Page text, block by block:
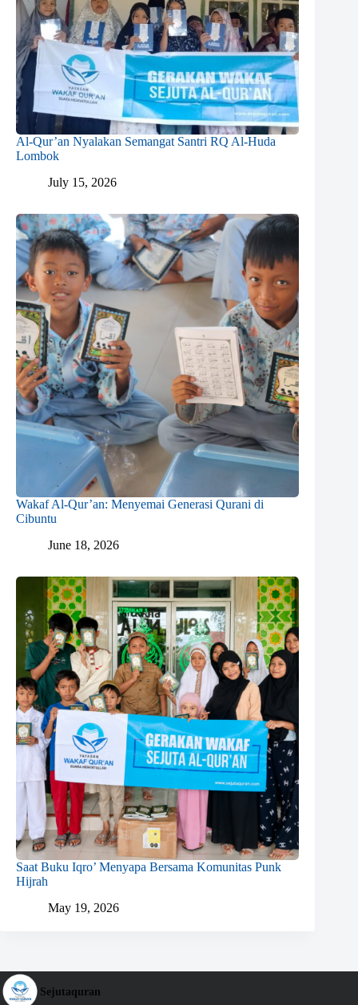
Al-Qur’an Nyalakan Semangat Santri RQ Al-Huda
Lombok
July 15, 2026
Wakaf Al-Qur’an: Menyemai Generasi Qurani di
Cibuntu
June 18, 2026
Saat Buku Iqro’ Menyapa Bersama Komunitas Punk
Hijrah
May 19, 2026
Sejutaquran